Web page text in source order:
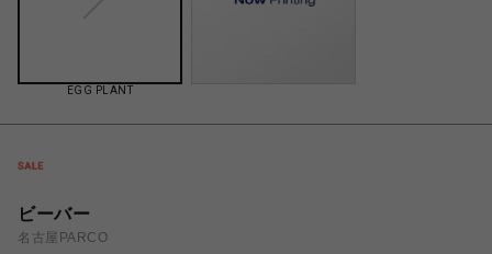
EGG PLANT
ビーバー
名古屋PARCO